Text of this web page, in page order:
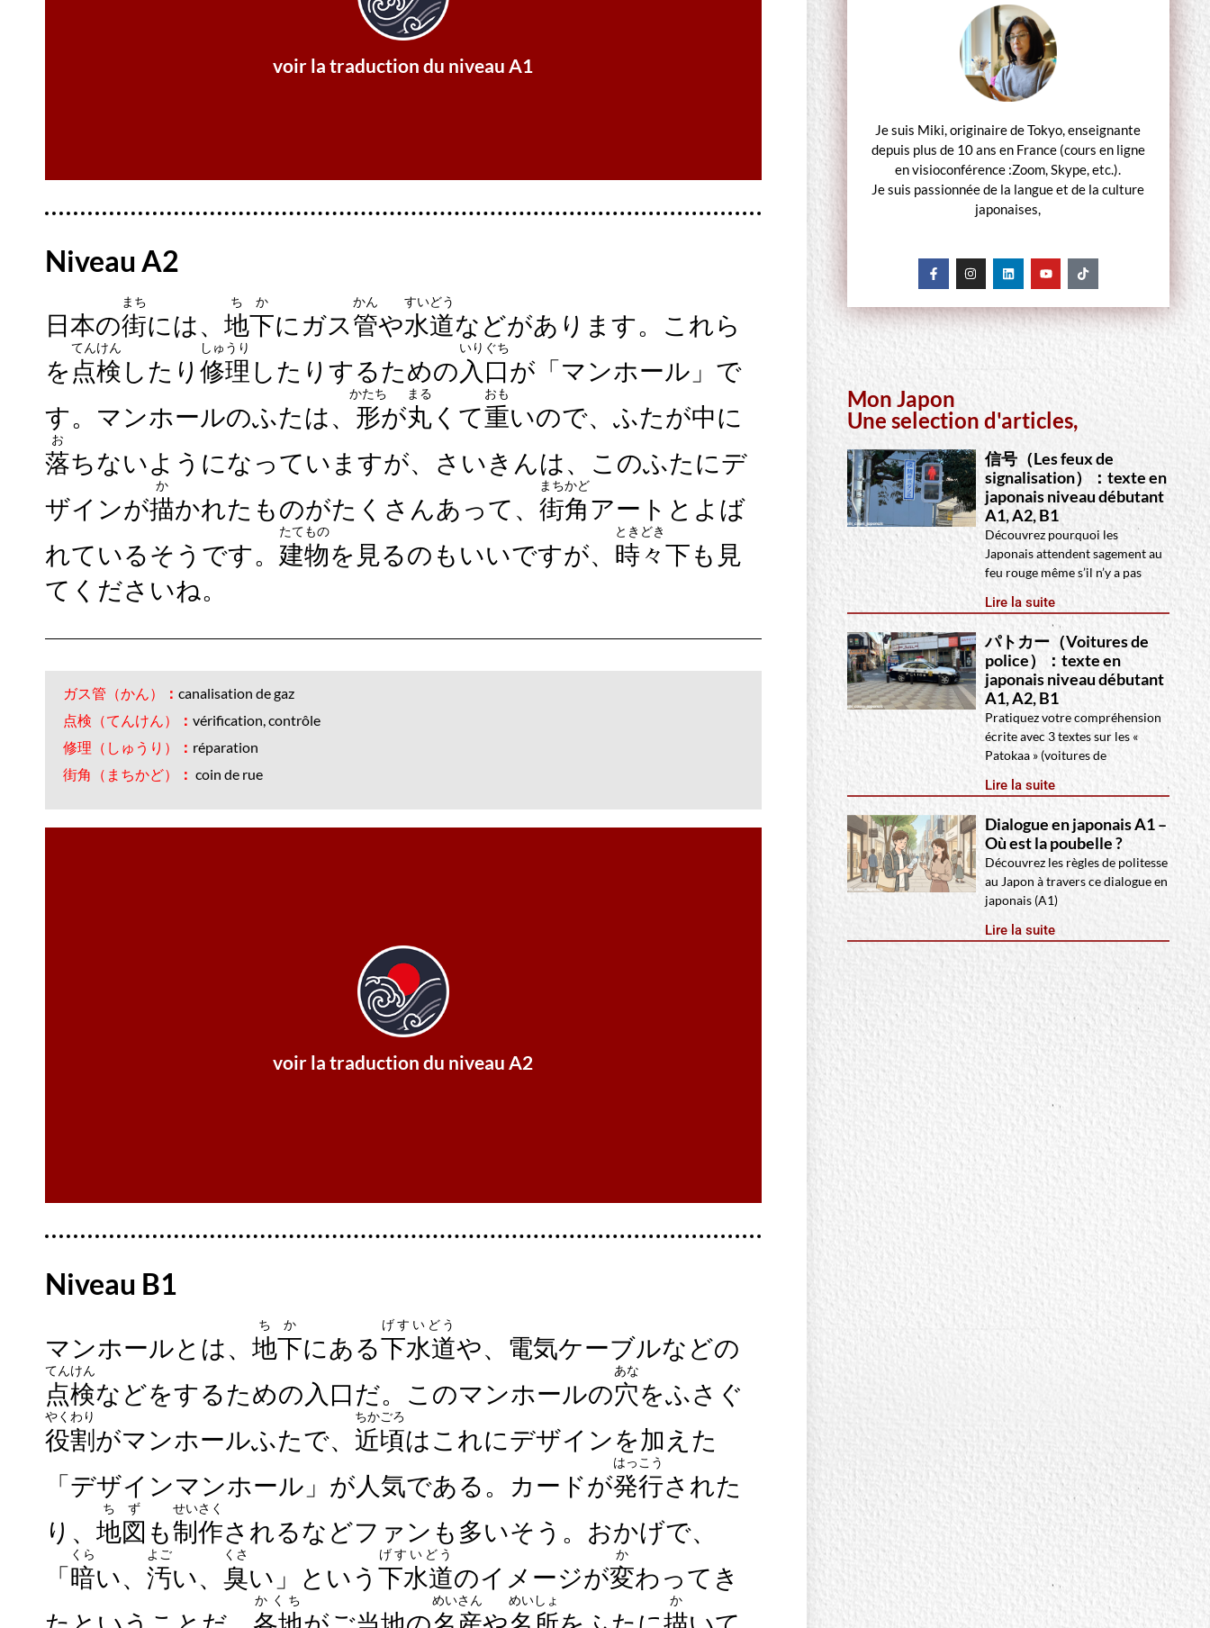
voir la traduction du niveau A1
Lorsque vous marchez dans les rues du Japon, avez-vous déjà remarqué ces
couvercles ronds en fer ? Ce sont des « couvercles de bouches d'égout »
(manhole covers). Sous les routes japonaises se trouvent des canalisations
Niveau A2
日本の街
まち
には、 地下
ちか
にガス管
かん
や水道
すいどう
などがあります。これら
を 点検
てんけん
したり 修理
しゅうり
したりするための 入口
いりぐち
が「マンホール」で
す。マンホールのふたは、 形
かたち
が丸
まる
くて重
おも
いので、ふたが中に
落
お
ちないようになっていますが、さいきんは、このふたにデ
ザインが描
か
かれたものがたくさんあって、 街角
まちかど
アートとよば
れているそうです。 建物
たてもの
を見るのもいいですが、 時々
ときどき
下も見
てくださいね。
ガス管（かん） ： canalisation de gaz
点検（てんけん）
： vérification, contrôle
修理（しゅうり）
： réparation
街角（まちかど）
： coin de rue
voir la traduction du niveau A2
Dans les rues du Japon, il y a des canalisations de gaz et d'eau sous terre.
L'entrée pour vérifier ou réparer ces installations est ce qu'on appelle un «
manhole » (bouche d'égout). Les couvercles de manhole sont ronds et lourds, de
sorte qu'ils ne tombent pas dans le trou. Cependant, récemment, il y a de plus
en plus de couvercles décorés de designs différents, et ces derniers sont
appelés « street corner art » (art de coin de rue). Bien qu'il soit agréable de
Niveau B1
マンホールとは、 地下
ちか
にある下水道
げすいどう
や、電気ケーブルなどの
点検
てんけん
などをするための入口だ。このマンホールの穴
あな
をふさぐ
役割
やくわり
がマンホールふたで、 近頃
ちかごろ
はこれにデザインを加えた
「デザインマンホール」が人気である。カードが発行
はっこう
された
り、 地図
ちず
も制作
せいさく
されるなどファンも多いそう。おかげで、
「暗
くら
い、 汚
よご
い、 臭
くさ
い」という 下水道
げすいどう
のイメージが変
か
わってき
かくち めいさん めいしょ か
Je suis Miki, originaire de Tokyo, enseignante
depuis plus de 10 ans en France (cours en ligne
en visioconférence :Zoom, Skype, etc.).
Je suis passionnée de la langue et de la culture
japonaises,
Mon Japon
Une selection d'articles,
信号（Les feux de
signalisation）：texte en
japonais niveau débutant
A1, A2, B1
Découvrez pourquoi les
Japonais attendent sagement au
feu rouge même s’il n’y a pas
Lire la suite
パトカー（Voitures de
police）：texte en
japonais niveau débutant
A1, A2, B1
Pratiquez votre compréhension
écrite avec 3 textes sur les «
Patokaa » (voitures de
Lire la suite
Dialogue en japonais A1 –
Où est la poubelle ?
Découvrez les règles de politesse
au Japon à travers ce dialogue en
japonais (A1)
Lire la suite